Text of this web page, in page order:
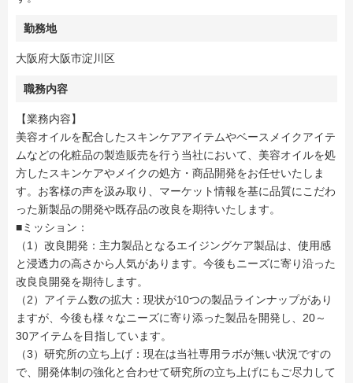
勤務地
大阪府大阪市淀川区
職務内容
【業務内容】
美容オイルを配合したスキンケアアイテムやベースメイクアイテ
ムなどの化粧品の製造販売を行う当社において、美容オイルを処
方したスキンケアやメイクの処方・商品開発をお任せいたしま
す。お客様の声を汲み取り、マーケット情報を基に品質にこだわ
った新製品の開発や既存品の改良を期待いたします。
■ミッション：
（1）改良開発：主力製品となるエイジングケア製品は、使用感
と浸透力の高さから人気があります。今後もニーズに寄り沿った
改良良開発を期待します。
（2）アイテム数の拡大：現状が10つの製品ラインナップがあり
ますが、今後も様々なニーズに寄り添った製品を開発し、20～
30アイテムを目指しています。
（3）研究所の立ち上げ：現在は当社専用ラボが無い状況ですの
で、開発体制の強化と合わせて研究所の立ち上げにもご尽力して